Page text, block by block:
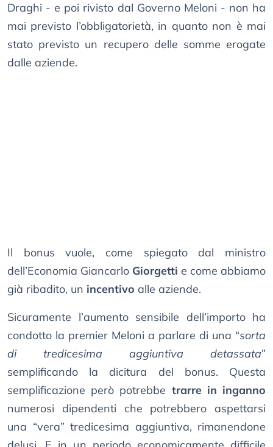
Draghi - e poi rivisto dal Governo Meloni - non ha
mai previsto l’obbligatorietà, in quanto non è mai
stato previsto un recupero delle somme erogate
dalle aziende.
Il bonus vuole, come spiegato dal ministro
dell’Economia Giancarlo Giorgetti e come abbiamo
già ribadito, un incentivo alle aziende.
Sicuramente l’aumento sensibile dell’importo ha
condotto la premier Meloni a parlare di una “sorta
di tredicesima aggiuntiva detassata”
semplificando la dicitura del bonus. Questa
semplificazione però potrebbe trarre in inganno
numerosi dipendenti che potrebbero aspettarsi
una “vera” tredicesima aggiuntiva, rimanendone